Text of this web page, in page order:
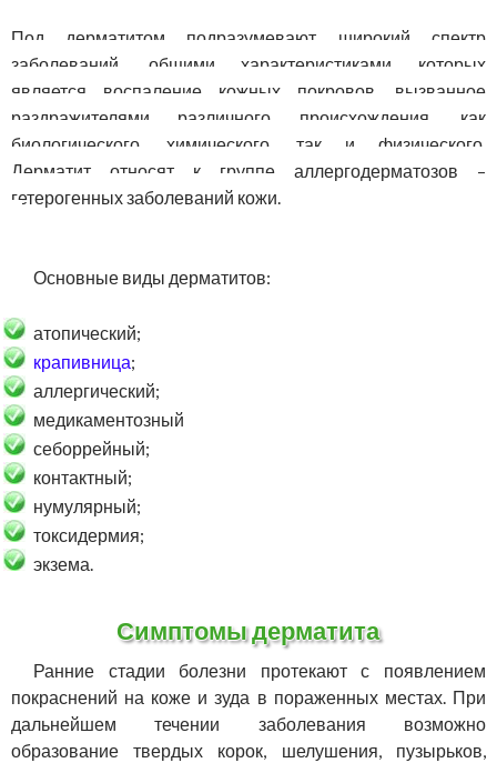
Под дерматитом подразумевают широкий спектр
заболеваний, общими характеристиками которых
является воспаление кожных покровов, вызванное
раздражителями различного происхождения, как
биологического, химического, так и физического.
Дерматит относят к группе аллергодерматозов –
гетерогенных заболеваний кожи.
Основные виды дерматитов:
атопический;
крапивница;
аллергический;
медикаментозный
себоррейный;
контактный;
нумулярный;
токсидермия;
экзема.
Симптомы дерматита
Ранние стадии болезни протекают с появлением
покраснений на коже и зуда в пораженных местах. При
дальнейшем течении заболевания возможно
образование твердых корок, шелушения, пузырьков,